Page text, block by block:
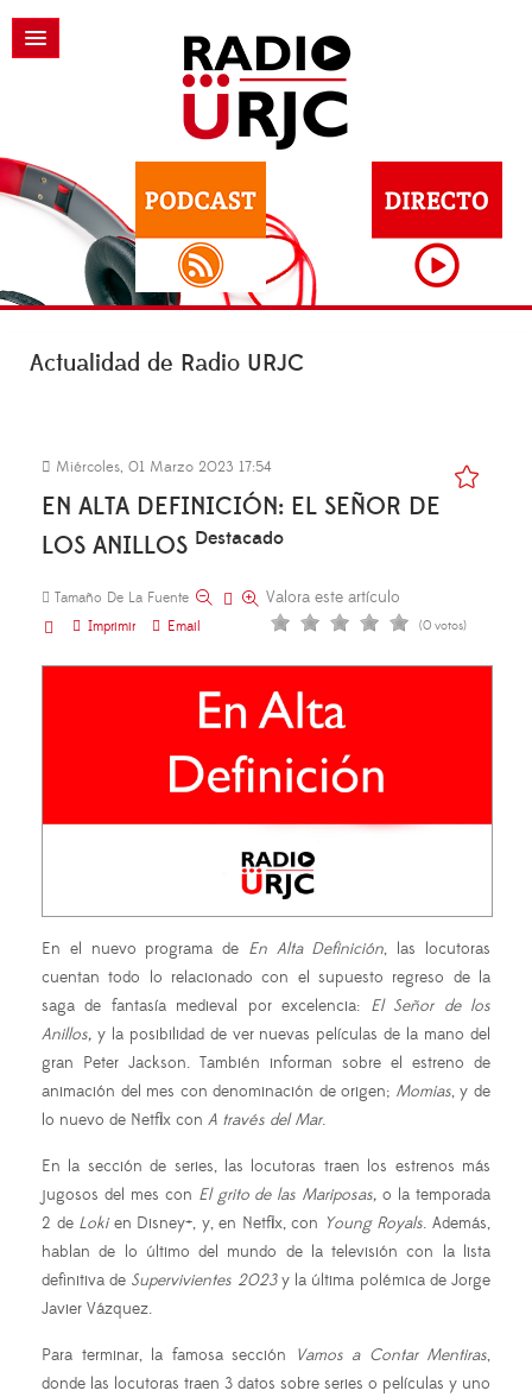
Actualidad de Radio URJC
Miércoles, 01 Marzo 2023 17:54
EN ALTA DEFINICIÓN: EL SEÑOR DE
LOS ANILLOS Destacado
Tamaño De La Fuente
Imprimir
Email
Valora este artículo
(0 votos)
En el nuevo programa de En Alta Definición, las locutoras
cuentan todo lo relacionado con el supuesto regreso de la
saga de fantasía medieval por excelencia: El Señor de los
Anillos, y la posibilidad de ver nuevas películas de la mano del
gran Peter Jackson. También informan sobre el estreno de
animación del mes con denominación de origen; Momias, y de
lo nuevo de Netflix con A través del Mar.
En la sección de series, las locutoras traen los estrenos más
jugosos del mes con El grito de las Mariposas, o la temporada
2 de Lokien Disney+, y, en Netflix, con Young Royals. Además,
hablan de lo último del mundo de la televisión con la lista
definitiva de Supervivientes 2023y la última polémica de Jorge
Javier Vázquez.
Para terminar, la famosa sección Vamos a Contar Mentiras,
donde las locutoras traen 3 datos sobre series o películas y uno